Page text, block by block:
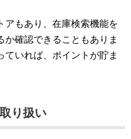
アもあり、在庫検索機能を
確認できることもありま
いれば、ポイントが貯ま
り扱い